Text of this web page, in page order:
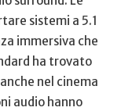
sistemi a 5.1
immersiva che
ha trovato
⁣nel cinema
audio hanno